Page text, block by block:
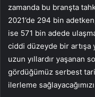
zamanda bu branşta
2021’de 294 bin
ise 571 bin adede
ciddi düzeyde bir artışa
uzun yıllardır yaşanan
gördüğümüz serbest
ilerleme